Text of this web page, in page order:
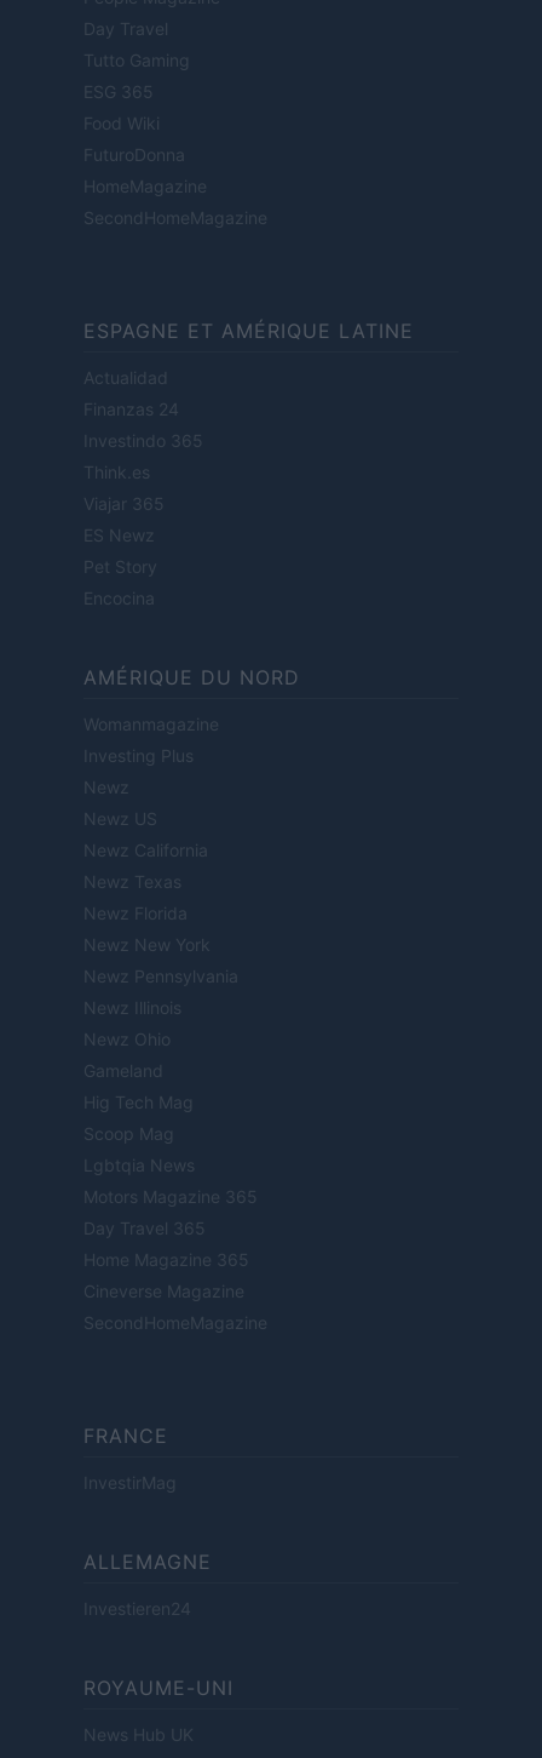
Day Travel
Tutto Gaming
ESG 365
Food Wiki
FuturoDonna
HomeMagazine
SecondHomeMagazine
ESPAGNE ET AMÉRIQUE LATINE
Actualidad
Finanzas 24
Investindo 365
Think.es
Viajar 365
ES Newz
Pet Story
Encocina
AMÉRIQUE DU NORD
Womanmagazine
Investing Plus
Newz
Newz US
Newz California
Newz Texas
Newz Florida
Newz New York
Newz Pennsylvania
Newz Illinois
Newz Ohio
Gameland
Hig Tech Mag
Scoop Mag
Lgbtqia News
Motors Magazine 365
Day Travel 365
Home Magazine 365
Cineverse Magazine
SecondHomeMagazine
FRANCE
InvestirMag
ALLEMAGNE
Investieren24
ROYAUME-UNI
News Hub UK